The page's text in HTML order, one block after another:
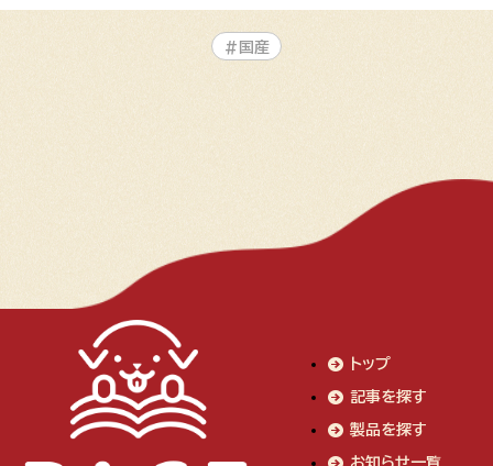
#国産
トップ
記事を探す
製品を探す
お知らせ一覧